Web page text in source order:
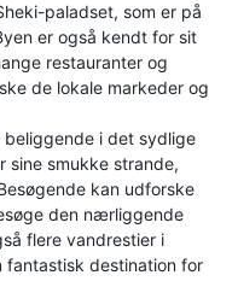
paladset, som er på
er også kendt for sit
restauranter og
de lokale markeder og
beliggende i det sydlige
sine smukke strande,
kan udforske
den nærliggende
flere vandrestier i
destination for